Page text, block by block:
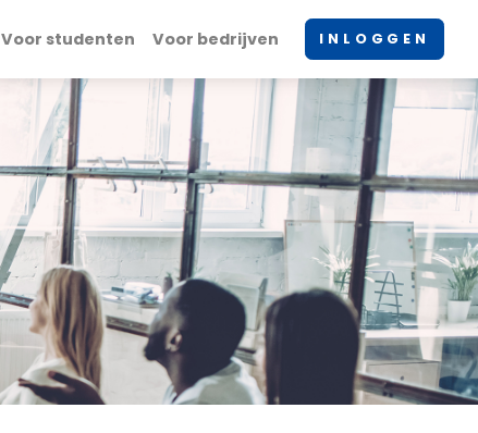
Voor studenten Voor bedrijven INLOGGEN